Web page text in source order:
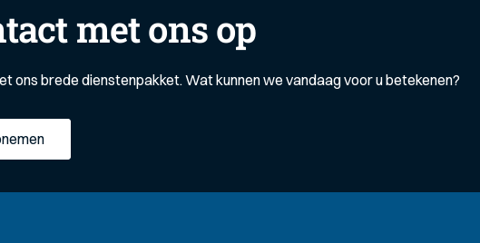
met ons op
ons brede dienstenpakket. Wat kunnen we vandaag voor u betekenen?